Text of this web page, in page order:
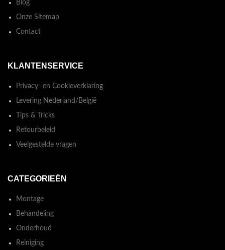
Blog
Onze Sitemap
Contact
KLANTENSERVICE
Privacy- en Cookieverklaring
Levering Nederland/België
Tips & Tricks
Retourbeleid
Veelgestelde vragen
CATEGORIEËN
Montage
Behandeling
Onderhoud
Reiniging